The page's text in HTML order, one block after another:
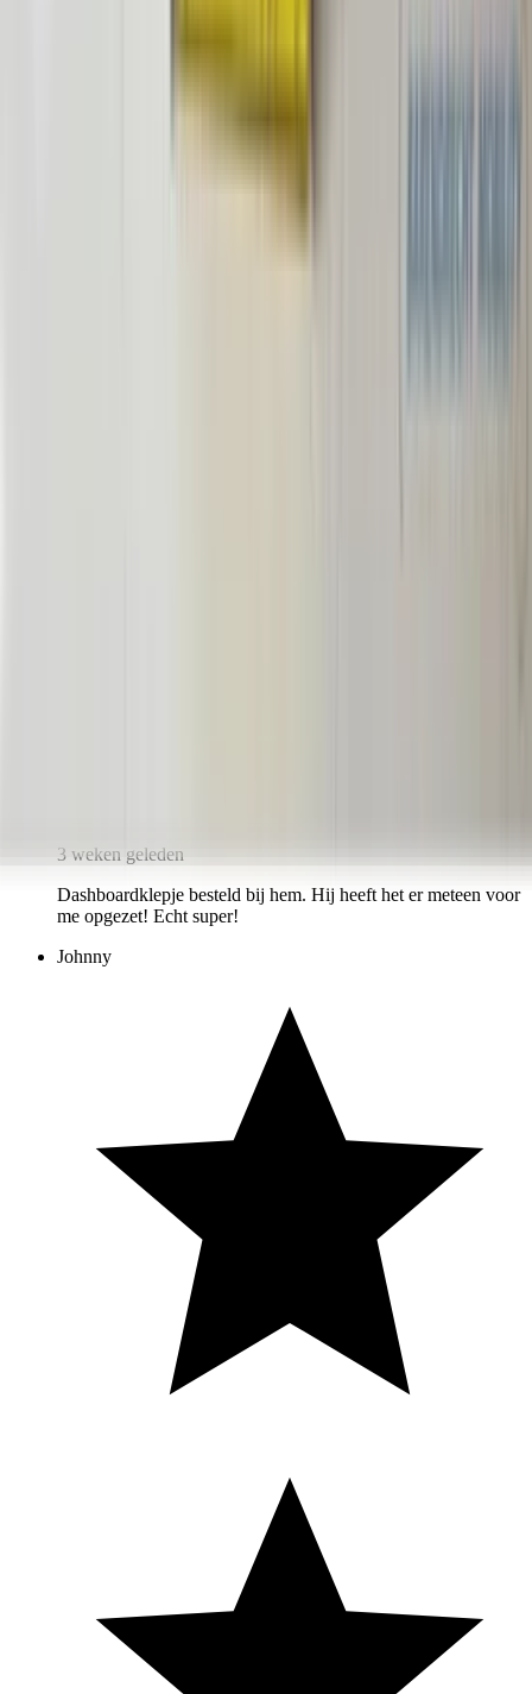
3 weken geleden
Dashboardklepje besteld bij hem. Hij heeft het er meteen voor
me opgezet! Echt super!
Johnny